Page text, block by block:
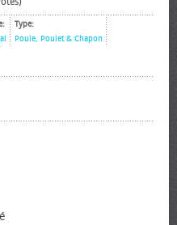
Type:
Poule, Poulet & Chapon